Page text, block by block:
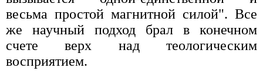
весьма простой магнитной силой". Все
же научный подход брал в конечном
счете верх над теологическим
восприятием.